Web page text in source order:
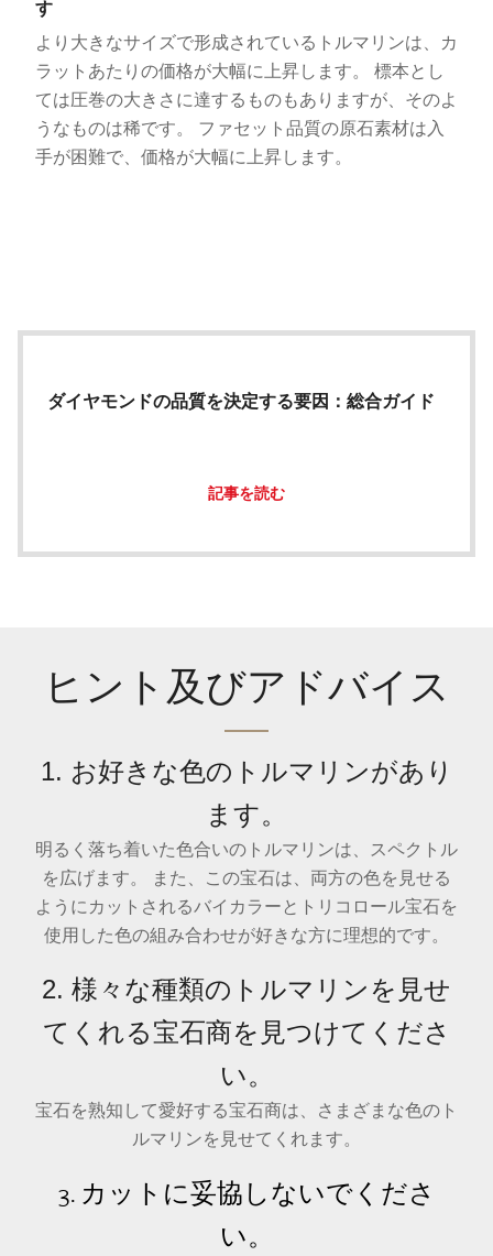
す
より大きなサイズで形成されているトルマリンは、カ
ラットあたりの価格が大幅に上昇します。 標本とし
ては圧巻の大きさに達するものもありますが、そのよ
うなものは稀です。 ファセット品質の原石素材は入
手が困難で、価格が大幅に上昇します。
ダイヤモンドの品質を決定する要因：総合ガイド
記事を読む
ヒント及びアドバイス
1. お好きな色のトルマリンがあり
ます。
明るく落ち着いた色合いのトルマリンは、スペクトル
を広げます。 また、この宝石は、両方の色を見せる
ようにカットされるバイカラーとトリコロール宝石を
使用した色の組み合わせが好きな方に理想的です。
2. 様々な種類のトルマリンを見せ
てくれる宝石商を見つけてくださ
い。
宝石を熟知して愛好する宝石商は、さまざまな色のト
ルマリンを見せてくれます。
3. カットに妥協しないでくださ
い。